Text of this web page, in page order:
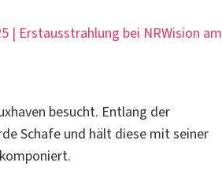
| Erstausstrahlung bei NRWision am
besucht. Entlang der
Schafe und hält diese mit seiner